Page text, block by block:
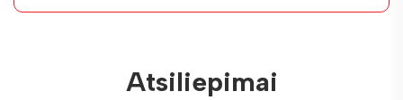
Atsiliepimai